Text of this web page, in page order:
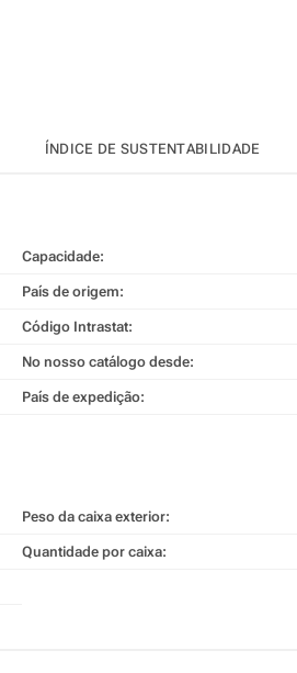
ÍNDICE DE SUSTENTABILIDADE
Capacidade:
País de origem:
Código Intrastat:
No nosso catálogo desde:
País de expedição:
Peso da caixa exterior:
Quantidade por caixa: